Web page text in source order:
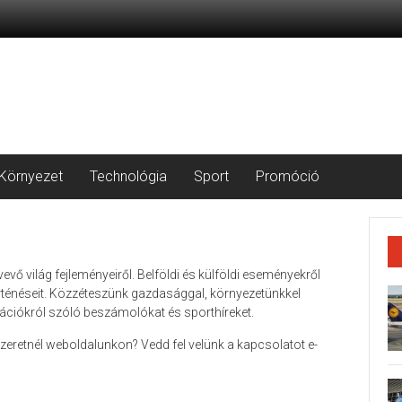
Technológia Sport Promóció
világ fejleményeiről. Belföldi és külföldi eseményekről
Közzéteszünk gazdasággal, környezetünkkel
szóló beszámolókat és sporthíreket.
weboldalunkon? Vedd fel velünk a kapcsolatot e-